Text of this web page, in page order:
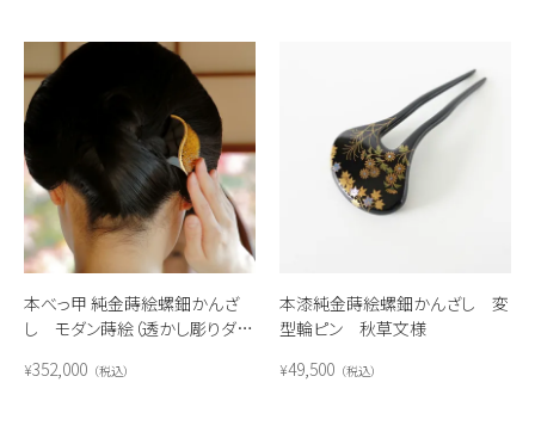
本べっ甲 純金蒔絵螺鈿かんざ
し モダン蒔絵（透かし彫りダイ
¥352,000 税込
本漆純金蒔絵螺鈿かんざし 変
型輪ピン 秋草文様
¥49,500 税込